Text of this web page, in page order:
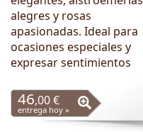
alegres y rosas
apasionadas. Ideal para
ocasiones especiales y
expresar sentimientos
46,00 €
entrega hoy »